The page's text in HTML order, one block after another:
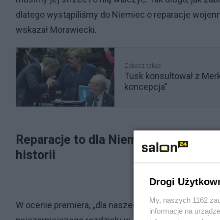
dlatego wystąpiliśmy do Niemiec o reparacje
wskazał Morawiecki.
Zobacz także
Tusk konsultował z
koncepcja”
Reparacje to dla Niemiec szansa
historii
W ocenie premiera, „dla naszego zachodniego
Drogi
My, naszych 1162
informacje na